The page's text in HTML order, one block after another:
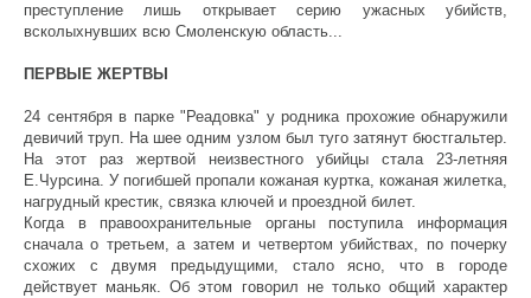
преступление лишь открывает серию ужасных убийств,
всколыхнувших всю Смоленскую область...
ПЕРВЫЕ ЖЕРТВЫ
24 сентября в парке "Реадовка" у родника прохожие обнаружили
девичий труп. На шее одним узлом был туго затянут бюстгальтер.
На этот раз жертвой неизвестного убийцы стала 23-летняя
Е.Чурсина. У погибшей пропали кожаная куртка, кожаная жилетка,
нагрудный крестик, связка ключей и проездной билет.
Когда в правоохранительные органы поступила информация
сначала о третьем, а затем и четвертом убийствах, по почерку
схожих с двумя предыдущими, стало ясно, что в городе
действует маньяк. Об этом говорил не только общий характер